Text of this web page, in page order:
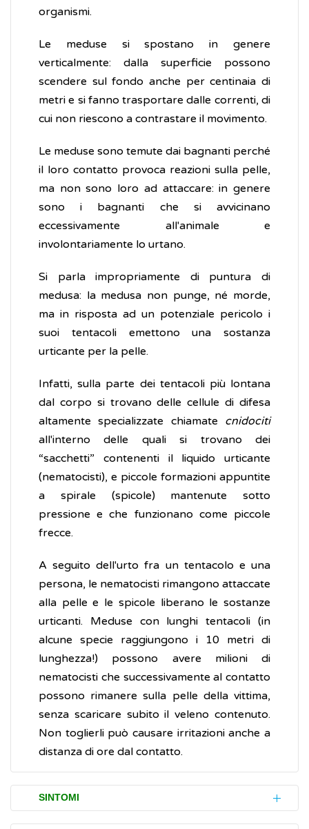
organismi.
Le meduse si spostano in genere
verticalmente: dalla superficie possono
scendere sul fondo anche per centinaia di
metri e si fanno trasportare dalle correnti, di
cui non riescono a contrastare il movimento.
Le meduse sono temute dai bagnanti perché
il loro contatto provoca reazioni sulla pelle,
ma non sono loro ad attaccare: in genere
sono i bagnanti che si avvicinano
eccessivamente all'animale e
involontariamente lo urtano.
Si parla impropriamente di puntura di
medusa: la medusa non punge, né morde,
ma in risposta ad un potenziale pericolo i
suoi tentacoli emettono una sostanza
urticante per la pelle.
Infatti, sulla parte dei tentacoli più lontana
dal corpo si trovano delle cellule di difesa
altamente specializzate chiamate cnidociti
all'interno delle quali si trovano dei
“sacchetti” contenenti il liquido urticante
(nematocisti), e piccole formazioni appuntite
a spirale (spicole) mantenute sotto
pressione e che funzionano come piccole
frecce.
A seguito dell'urto fra un tentacolo e una
persona, le nematocisti rimangono attaccate
alla pelle e le spicole liberano le sostanze
urticanti. Meduse con lunghi tentacoli (in
alcune specie raggiungono i 10 metri di
lunghezza!) possono avere milioni di
nematocisti che successivamente al contatto
possono rimanere sulla pelle della vittima,
senza scaricare subito il veleno contenuto.
Non toglierli può causare irritazioni anche a
distanza di ore dal contatto.
SINTOMI